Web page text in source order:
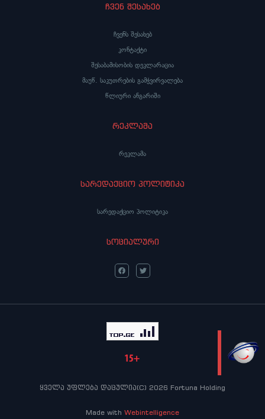
LIVE
ჩვენ შესახებ
ჩვენს შესახებ
კონტაქტი
შესაბამისობის დეკლარაცია
მაუწ. საკუთრების გამჭვირვალება
წლიური ანგარიში
რეკლამა
რეკლამა
სარედაქციო პოლიტიკა
სარედაქციო პოლიტიკა
სოციალური
ყველა უფლება დაცულია(C) 2026 Fortuna Holding
Made with Webintelligence